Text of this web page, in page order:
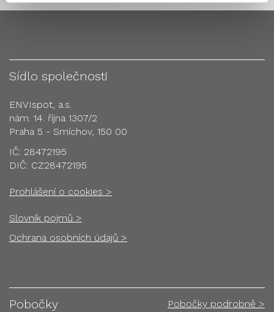
Sídlo společnosti
ENVIspot, a.s.
nám. 14. října 1307/2
Praha 5 - Smíchov, 150 00
IČ: 28472195
DIČ: CZ28472195
Prohlášení o cookies >
Slovník pojmů >
Ochrana osobních údajů >
Pobočky Pobočky podrobně >